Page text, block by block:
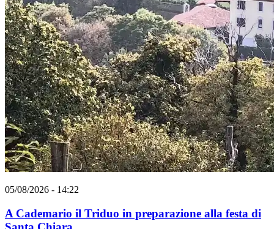
05/08/2026 - 14:22
A Cademario il Triduo in preparazione alla festa di